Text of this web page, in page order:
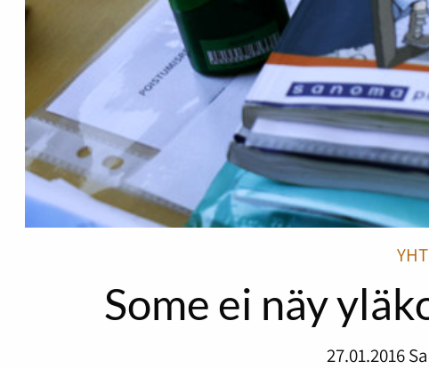
Some ei näy
27.01.2016